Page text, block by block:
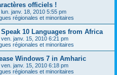
officiels !
lun. janv. 18, 2010 5:55 pm
régionales et minoritaires
10 Languages from Africa
ven. janv. 15, 2010 6:21 pm
régionales et minoritaires
Windows 7 in Amharic
ven. janv. 15, 2010 6:18 pm
régionales et minoritaires